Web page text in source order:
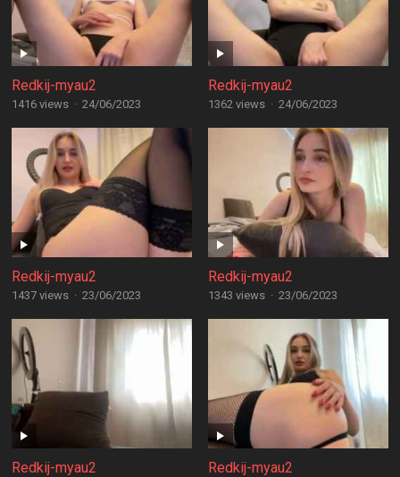
Redkij-myau2
1416 views · 24/06/2023
Redkij-myau2
1362 views · 24/06/2023
Redkij-myau2
1437 views · 23/06/2023
Redkij-myau2
1343 views · 23/06/2023
Redkij-myau2 Redkij-myau2